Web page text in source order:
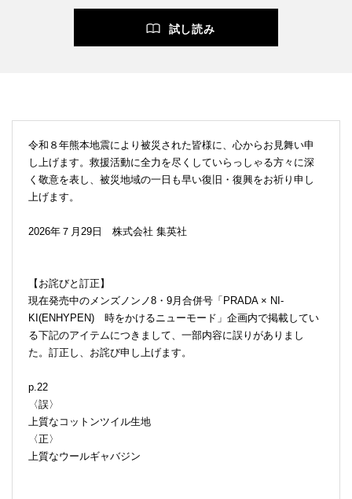
試し読み
令和８年熊本地震により被災された皆様に、心からお見舞い申
し上げます。救援活動に全力を尽くしていらっしゃる方々に深
く敬意を表し、被災地域の一日も早い復旧・復興をお祈り申し
上げます。
2026年７月29日 株式会社 集英社
【お詫びと訂正】
現在発売中のメンズノンノ8・9月合併号「PRADA × NI-
KI(ENHYPEN) 時をかけるニューモード」企画内で掲載してい
る下記のアイテムにつきまして、一部内容に誤りがありまし
た。訂正し、お詫び申し上げます。
p.22
〈誤〉
上質なコットンツイル生地
〈正〉
上質なウールギャバジン